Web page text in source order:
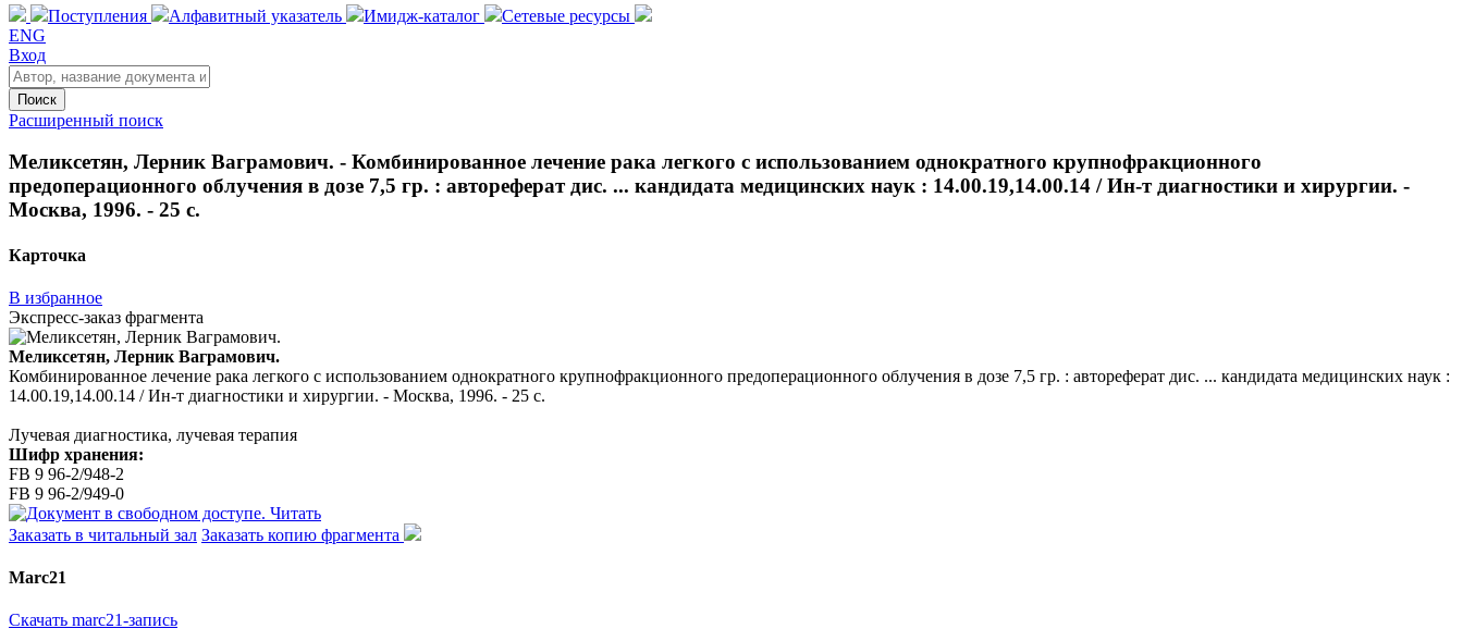
Поступления Алфавитный указатель Имидж-каталог
Сетевые ресурсы
ENG
Вход
Поиск
Расширенный поиск
Меликсетян, Лерник Ваграмович. - Комбинированное лечение рака легкого с использованием однократного крупнофракционного
предоперационного облучения в дозе 7,5 гр. : автореферат дис. ... кандидата медицинских наук : 14.00.19,14.00.14 / Ин-т диагностики и хирургии. -
Москва, 1996. - 25 с.
Карточка
В избранное
Экспресс-заказ фрагмента
Меликсетян, Лерник Ваграмович.
Комбинированное лечение рака легкого с использованием однократного крупнофракционного предоперационного облучения в дозе 7,5 гр. : автореферат дис. ... кандидата медицинских наук :
14.00.19,14.00.14 / Ин-т диагностики и хирургии. - Москва, 1996. - 25 с.
Лучевая диагностика, лучевая терапия
Шифр хранения:
FB 9 96-2/948-2
FB 9 96-2/949-0
Читать
Заказать в читальный зал Заказать копию фрагмента
Marc21
Скачать marc21-запись